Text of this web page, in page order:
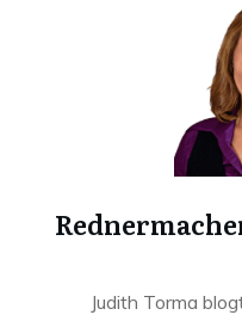
Judith Torma